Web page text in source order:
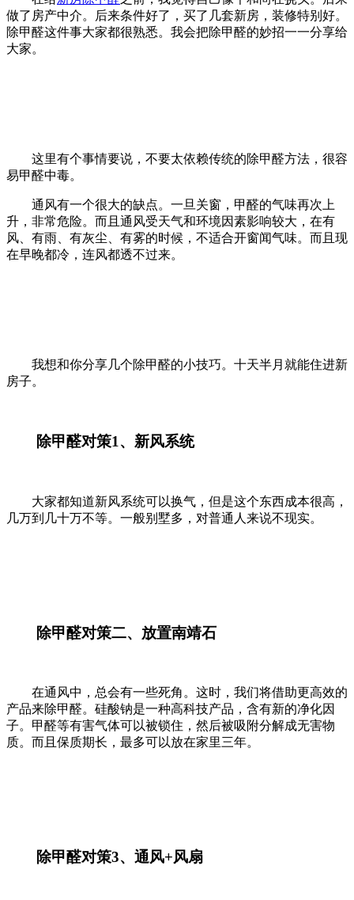
做了房产中介。后来条件好了，买了几套新房，装修特别好。
除甲醛这件事大家都很熟悉。我会把除甲醛的妙招一一分享给
大家。
这里有个事情要说，不要太依赖传统的除甲醛方法，很容
易甲醛中毒。
通风有一个很大的缺点。一旦关窗，甲醛的气味再次上
升，非常危险。而且通风受天气和环境因素影响较大，在有
风、有雨、有灰尘、有雾的时候，不适合开窗闻气味。而且现
在早晚都冷，连风都透不过来。
我想和你分享几个除甲醛的小技巧。十天半月就能住进新
房子。
除甲醛对策1、新风系统
大家都知道新风系统可以换气，但是这个东西成本很高，
几万到几十万不等。一般别墅多，对普通人来说不现实。
除甲醛对策二、放置南靖石
在通风中，总会有一些死角。这时，我们将借助更高效的
产品来除甲醛。硅酸钠是一种高科技产品，含有新的净化因
子。甲醛等有害气体可以被锁住，然后被吸附分解成无害物
质。而且保质期长，最多可以放在家里三年。
除甲醛对策3、通风+风扇